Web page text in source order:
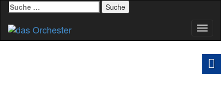
Suche
nach: